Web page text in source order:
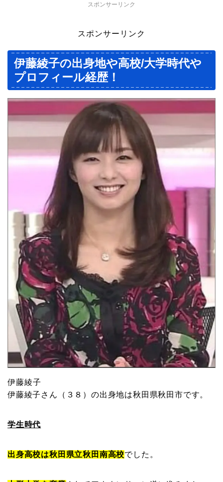
スポンサーリンク
スポンサーリンク
伊藤綾子の出身地や高校/大学時代や
プロフィール経歴！
伊藤綾子
伊藤綾子さん（３８）の出身地は秋田県秋田市です。
学生時代
出身高校は秋田県立秋田南高校でした。